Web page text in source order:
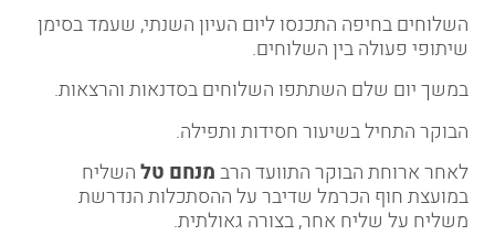
השלוחים בחיפה התכנסו ליום העיון השנתי, שעמד בסימן
שיתופי פעולה בין השלוחים.
במשך יום שלם השתתפו השלוחים בסדנאות והרצאות.
הבוקר התחיל בשיעור חסידות ותפילה.
לאחר ארוחת הבוקר התוועד הרבמנחם טלהשליח
במועצת חוף הכרמל שדיבר על ההסתכלות הנדרשת
משליח על שליח אחר, בצורה גאולתית.